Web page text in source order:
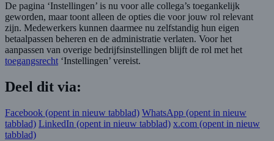
De pagina ‘Instellingen’ is nu voor alle collega’s toegankelijk
geworden, maar toont alleen de opties die voor jouw rol relevant
zijn. Medewerkers kunnen daarmee nu zelfstandig hun eigen
betaalpassen beheren en de administratie verlaten. Voor het
aanpassen van overige bedrijfsinstellingen blijft de rol met het
toegangsrecht ‘Instellingen’ vereist.
Deel dit via:
Facebook (opent in nieuw tabblad) WhatsApp (opent in nieuw
tabblad) LinkedIn (opent in nieuw tabblad) x.com (opent in nieuw
tabblad)